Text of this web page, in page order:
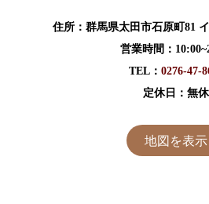
住所：群馬県太田市石原町81
営業時間：
TEL： 0276-47-
定休日：無休
地図を表示